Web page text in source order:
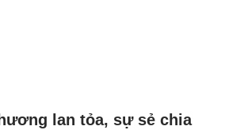
lan tỏa, sự sẻ chia